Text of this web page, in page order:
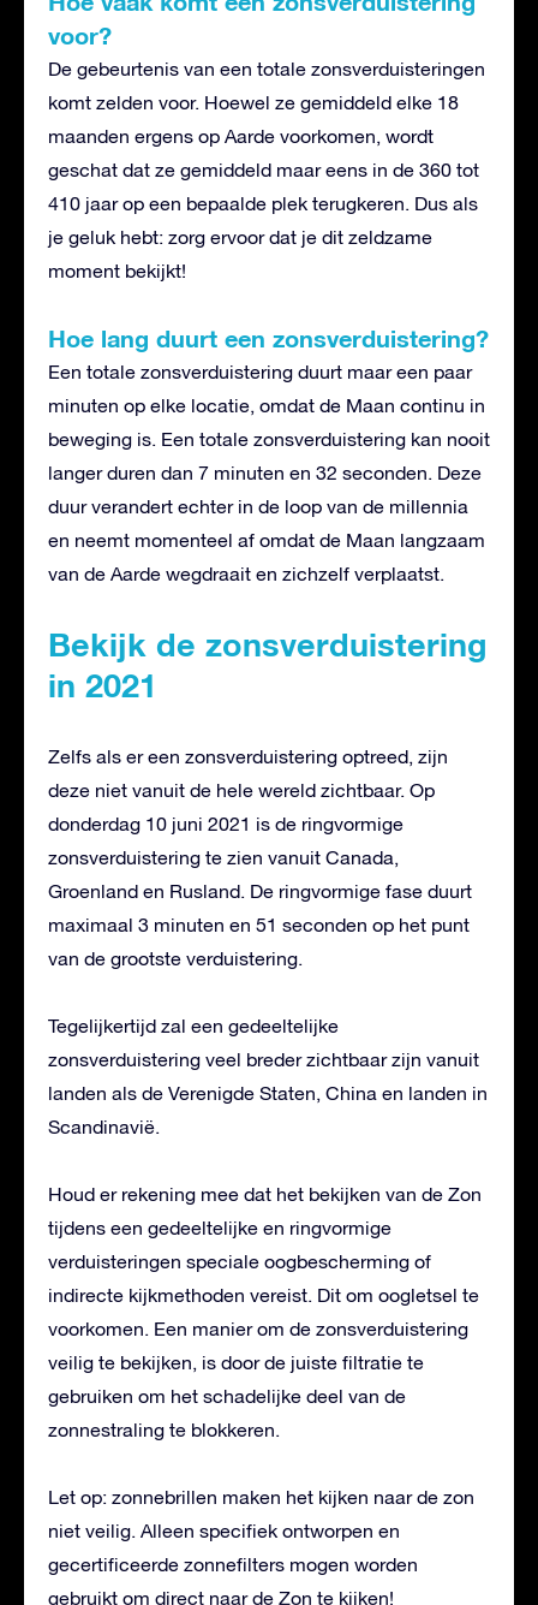
voor?
De gebeurtenis van een totale zonsverduisteringen
komt zelden voor. Hoewel ze gemiddeld elke 18
maanden ergens op Aarde voorkomen, wordt
geschat dat ze gemiddeld maar eens in de 360 tot
410 jaar op een bepaalde plek terugkeren. Dus als
je geluk hebt: zorg ervoor dat je dit zeldzame
moment bekijkt!
Hoe lang duurt een zonsverduistering?
Een totale zonsverduistering duurt maar een paar
minuten op elke locatie, omdat de Maan continu in
beweging is. Een totale zonsverduistering kan nooit
langer duren dan 7 minuten en 32 seconden. Deze
duur verandert echter in de loop van de millennia
en neemt momenteel af omdat de Maan langzaam
van de Aarde wegdraait en zichzelf verplaatst.
Bekijk de zonsverduistering
in 2021
Zelfs als er een zonsverduistering optreed, zijn
deze niet vanuit de hele wereld zichtbaar. Op
donderdag 10 juni 2021 is de ringvormige
zonsverduistering te zien vanuit Canada,
Groenland en Rusland. De ringvormige fase duurt
maximaal 3 minuten en 51 seconden op het punt
van de grootste verduistering.
Tegelijkertijd zal een gedeeltelijke
zonsverduistering veel breder zichtbaar zijn vanuit
landen als de Verenigde Staten, China en landen in
Scandinavië.
Houd er rekening mee dat het bekijken van de Zon
tijdens een gedeeltelijke en ringvormige
verduisteringen speciale oogbescherming of
indirecte kijkmethoden vereist. Dit om oogletsel te
voorkomen. Een manier om de zonsverduistering
veilig te bekijken, is door de juiste filtratie te
gebruiken om het schadelijke deel van de
zonnestraling te blokkeren.
Let op: zonnebrillen maken het kijken naar de zon
niet veilig. Alleen specifiek ontworpen en
gecertificeerde zonnefilters mogen worden
gebruikt om direct naar de Zon te kijken!